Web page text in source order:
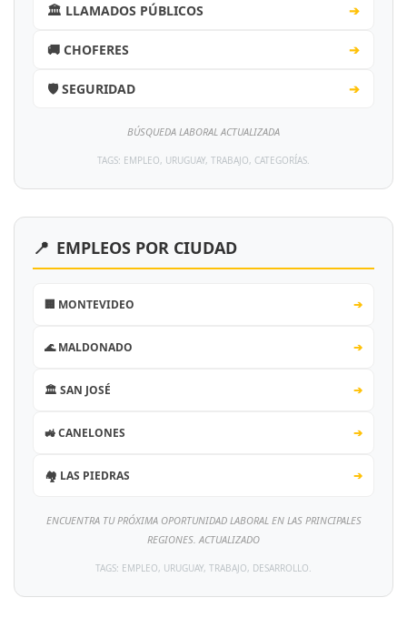
🏛️ LLAMADOS PÚBLICOS ➔
🚚 CHOFERES ➔
🛡️ SEGURIDAD ➔
BÚSQUEDA LABORAL ACTUALIZADA
TAGS: EMPLEO, URUGUAY, TRABAJO, CATEGORÍAS.
📍 EMPLEOS POR CIUDAD
🏢 MONTEVIDEO ➔
🌊 MALDONADO ➔
🏛️ SAN JOSÉ ➔
🚜 CANELONES ➔
🏘️ LAS PIEDRAS ➔
ENCUENTRA TU PRÓXIMA OPORTUNIDAD LABORAL EN LAS PRINCIPALES
REGIONES. ACTUALIZADO
TAGS: EMPLEO, URUGUAY, TRABAJO, DESARROLLO.